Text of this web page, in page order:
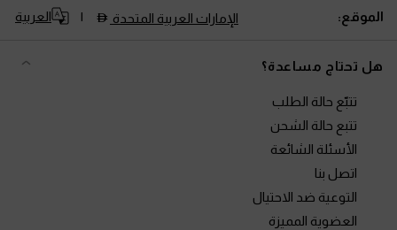
الموقع: الإمارات العربية المتحدة العربية
هل تحتاج مساعدة؟
تتبّع حالة الطلب
تتبع حالة الشحن
الأسئلة الشائعة
اتصل بنا
التوعية ضد الاحتيال
العضوية المميزة